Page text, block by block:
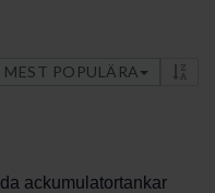
MEST POPULÄRA
ackumulatortankar